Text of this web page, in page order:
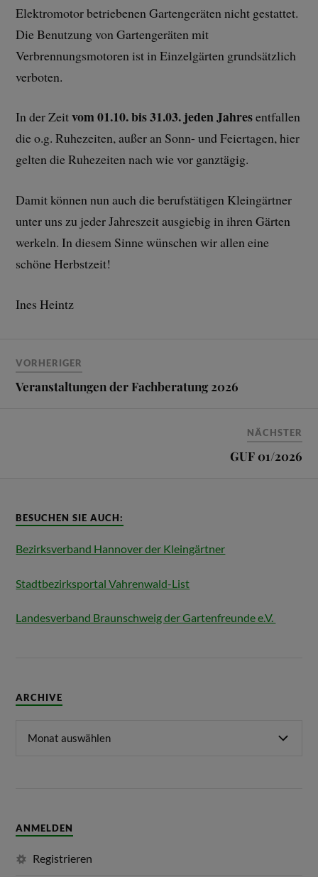
Elektromotor betriebenen Gartengeräten nicht gestattet.
Die Benutzung von Gartengeräten mit
Verbrennungsmotoren ist in Einzelgärten grundsätzlich
verboten.
In der Zeitvom 01.10. bis 31.03. jeden Jahresentfallen
die o.g. Ruhezeiten, außer an Sonn- und Feiertagen, hier
gelten die Ruhezeiten nach wie vor ganztägig.
Damit können nun auch die berufstätigen Kleingärtner
unter uns zu jeder Jahreszeit ausgiebig in ihren Gärten
werkeln. In diesem Sinne wünschen wir allen eine
schöne Herbstzeit!
Ines Heintz
VORHERIGER
Veranstaltungen der Fachberatung 2026
NÄCHSTER
GUF 01/2026
BESUCHEN SIE AUCH:
Bezirksverband Hannover der Kleingärtner
Stadtbezirksportal Vahrenwald-List
Landesverband Braunschweig der Gartenfreunde e.V.
ARCHIVE
ANMELDEN
Registrieren